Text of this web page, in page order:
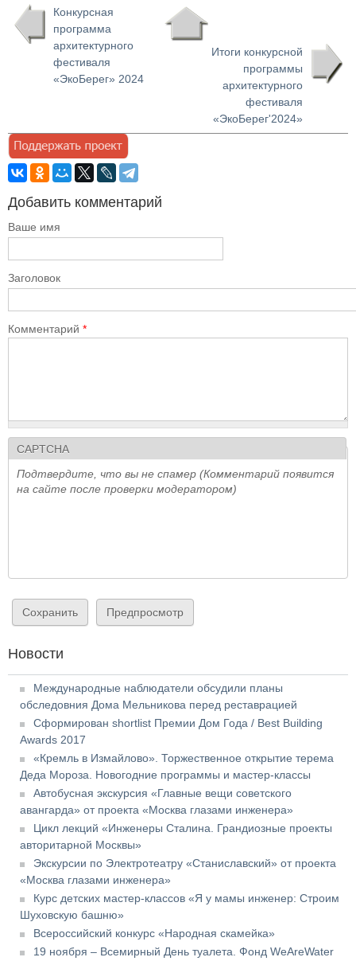
Конкурсная
программа
архитектурного
фестиваля
«ЭкоБерег» 2024
Итоги конкурсной
программы
архитектурного
фестиваля
«ЭкоБерег'2024»
Добавить комментарий
Ваше имя
Заголовок
Комментарий *
CAPTCHA
Подтвердите, что вы не спамер (Комментарий появится
на сайте после проверки модератором)
Новости
Международные наблюдатели обсудили планы
обследовния Дома Мельникова перед реставрацией
Сформирован shortlist Премии Дом Года / Best Building
Awards 2017
«Кремль в Измайлово». Торжественное открытие терема
Деда Мороза. Новогодние программы и мастер-классы
Автобусная экскурсия «Главные вещи советского
авангарда» от проекта «Москва глазами инженера»
Цикл лекций «Инженеры Сталина. Грандиозные проекты
авторитарной Москвы»
Экскурсии по Электротеатру «Станиславский» от проекта
«Москва глазами инженера»
Курс детских мастер-классов «Я у мамы инженер: Строим
Шуховскую башню»
Всероссийский конкурс «Народная скамейка»
19 ноября – Всемирный День туалета. Фонд WeAreWater